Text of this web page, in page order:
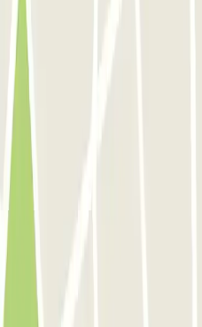
San Lorenzo e alle Cappelle
Piazzale Roma Venezia
1